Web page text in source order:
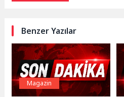
Benzer Yazılar
Magazin